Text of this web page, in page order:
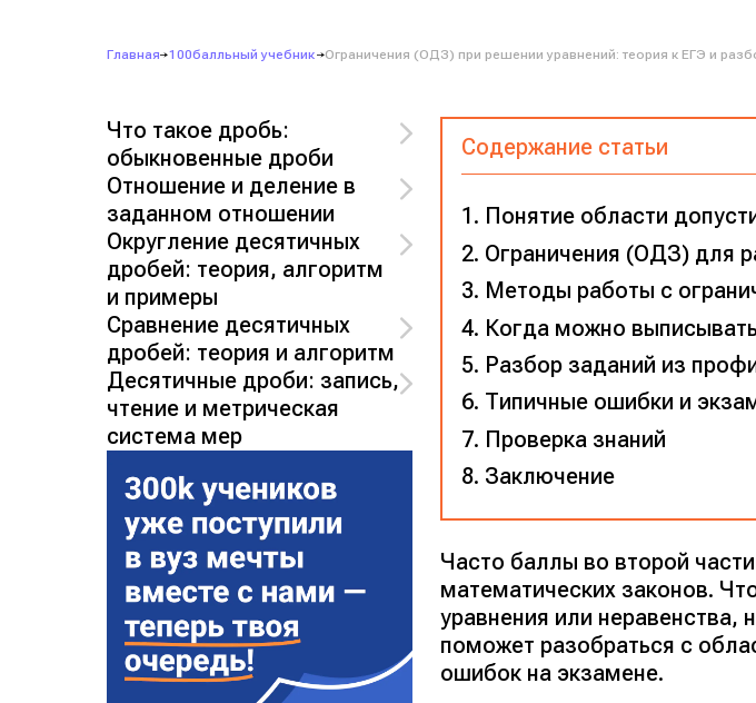
Главная 100балльный учебник Ограничения (ОДЗ) при решении уравнений: теория к ЕГЭ и
Что такое дробь:
обыкновенные дроби
Отношение и деление в
заданном отношении
Округление десятичных
дробей: теория, алгоритм
и примеры
Сравнение десятичных
дробей: теория и алгоритм
Десятичные дроби: запись,
чтение и метрическая
система мер
Содержание статьи
Понятие области
Ограничения (ОДЗ) для
Методы работы с
Когда можно
Разбор заданий из
Типичные ошибки и
Проверка знаний
Заключение
Часто баллы во второй
математических законов.
уравнения или неравенства,
поможет разобраться с
ошибок на экзамене.